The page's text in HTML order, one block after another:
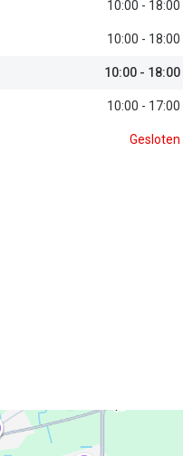
10:00 - 18:00
10:00 - 18:00
10:00 - 18:00
10:00 - 17:00
Gesloten